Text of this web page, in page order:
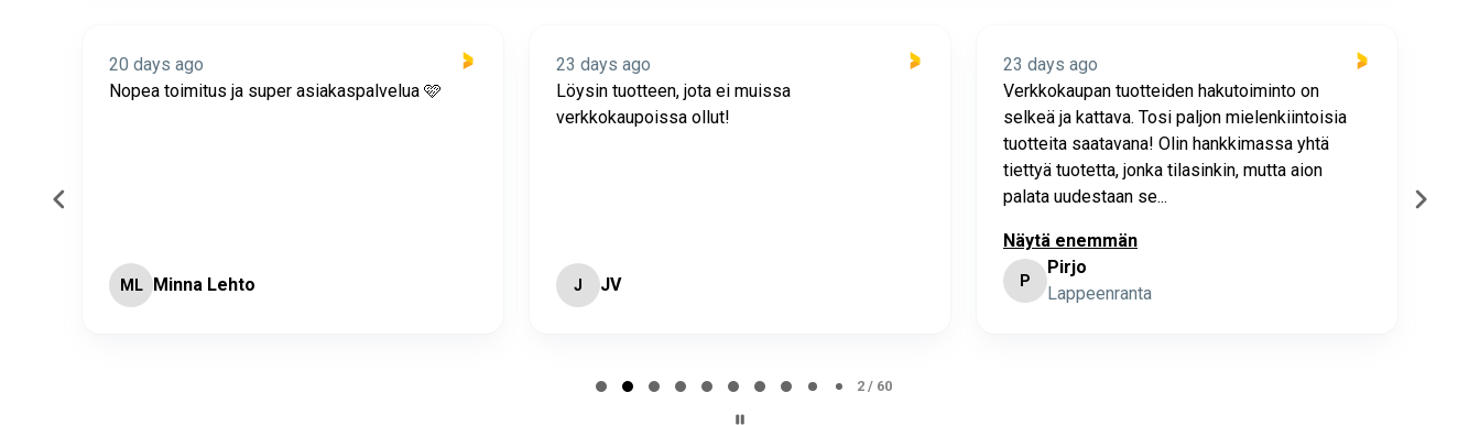
20 days ago
Nopea toimitus ja super asiakaspalvelua 🩷
ML Minna Lehto
23 days ago
Löysin tuotteen, jota ei muissa
verkkokaupoissa ollut!
J JV
23 days ago
Verkkokaupan tuotteiden hakutoiminto on
selkeä ja kattava. Tosi paljon mielenkiintoisia
tuotteita saatavana! Olin hankkimassa yhtä
tiettyä tuotetta, jonka tilasinkin, mutta aion
palata uudestaan se...
Näytä enemmän
P
Pirjo
Lappeenranta
2 / 60